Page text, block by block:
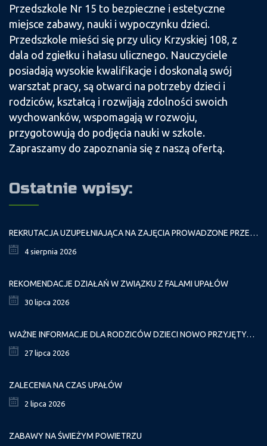
Przedszkole Nr 15 to bezpieczne i estetyczne
miejsce zabawy, nauki i wypoczynku dzieci.
Przedszkole mieści się przy ulicy Krzyskiej 108, z
dala od zgiełku i hałasu ulicznego. Nauczyciele
posiadają wysokie kwalifikacje i doskonalą swój
warsztat pracy, są otwarci na potrzeby dzieci i
rodziców, kształcą i rozwijają zdolności swoich
wychowanków, wspomagają w rozwoju,
przygotowują do podjęcia nauki w szkole.
Zapraszamy do zapoznania się z naszą ofertą.
Ostatnie wpisy:
REKRUTACJA UZUPEŁNIAJĄCA NA ZAJĘCIA PROWADZONE PRZEZ PAŁAC MŁODZIEŻY W ROKU SZKOLNYM 2026/2027
4 sierpnia 2026
REKOMENDACJE DZIAŁAŃ W ZWIĄZKU Z FALAMI UPAŁÓW
30 lipca 2026
WAŻNE INFORMACJE DLA RODZICÓW DZIECI NOWO PRZYJĘTYCH GR. I
27 lipca 2026
ZALECENIA NA CZAS UPAŁÓW
2 lipca 2026
ZABAWY NA ŚWIEŻYM POWIETRZU